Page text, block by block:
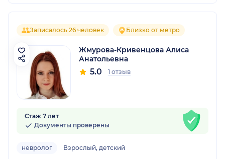
Записалось 26 человек Близко от метро
Жмурова-Кривенцова Алиса
Анатольевна
5.0 1 отзыв
Стаж 7 лет
Документы проверены
невролог Взрослый, детский